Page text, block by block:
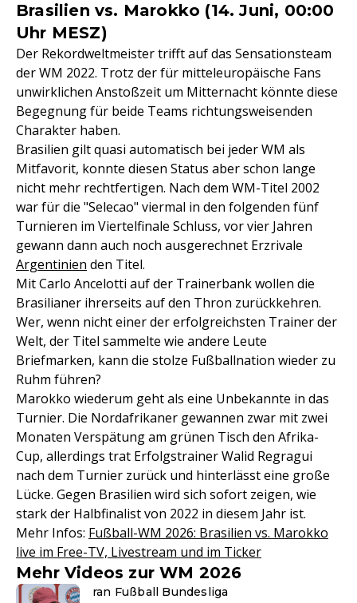
Brasilien vs. Marokko (14. Juni, 00:00
Uhr MESZ)
Der Rekordweltmeister trifft auf das Sensationsteam
der WM 2022. Trotz der für mitteleuropäische Fans
unwirklichen Anstoßzeit um Mitternacht könnte diese
Begegnung für beide Teams richtungsweisenden
Charakter haben.
Brasilien gilt quasi automatisch bei jeder WM als
Mitfavorit, konnte diesen Status aber schon lange
nicht mehr rechtfertigen. Nach dem WM-Titel 2002
war für die "Selecao" viermal in den folgenden fünf
Turnieren im Viertelfinale Schluss, vor vier Jahren
gewann dann auch noch ausgerechnet Erzrivale
Argentinien den Titel.
Mit Carlo Ancelotti auf der Trainerbank wollen die
Brasilianer ihrerseits auf den Thron zurückkehren.
Wer, wenn nicht einer der erfolgreichsten Trainer der
Welt, der Titel sammelte wie andere Leute
Briefmarken, kann die stolze Fußballnation wieder zu
Ruhm führen?
Marokko wiederum geht als eine Unbekannte in das
Turnier. Die Nordafrikaner gewannen zwar mit zwei
Monaten Verspätung am grünen Tisch den Afrika-
Cup, allerdings trat Erfolgstrainer Walid Regragui
nach dem Turnier zurück und hinterlässt eine große
Lücke. Gegen Brasilien wird sich sofort zeigen, wie
stark der Halbfinalist von 2022 in diesem Jahr ist.
Mehr Infos: Fußball-WM 2026: Brasilien vs. Marokko
live im Free-TV, Livestream und im Ticker
Mehr Videos zur WM 2026
ran Fußball Bundesliga